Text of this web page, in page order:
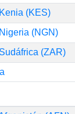
(KES)
(NGN)
(ZAR)